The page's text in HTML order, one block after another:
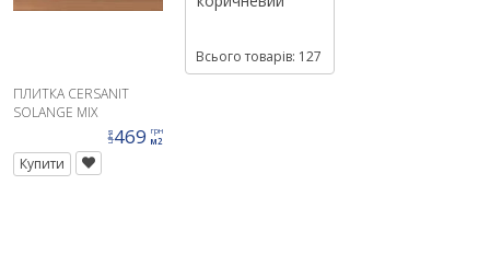
ПЛИТКА CERSANIT
SOLANGE MIX
STRUCTURE 25X40 G1
ціна469 грн
м2
Купити
Всього товарів: 127